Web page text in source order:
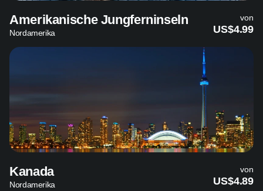
Amerikanische Jungferninseln
Nordamerika
von
US$4.99
Kanada
Nordamerika
von
US$4.89